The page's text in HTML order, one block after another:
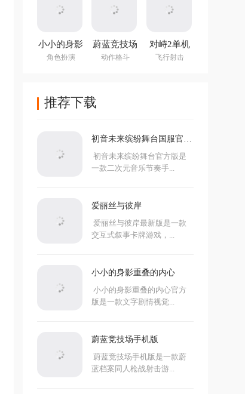
小小的身影
重叠的内心
角色扮演
蔚蓝竞技场
手机版
动作格斗
对峙2单机
版手游
飞行射击
推荐下载
初音未来缤纷舞台国服官方
初音未来缤纷舞台官方版是
一款二次元音乐节奏手...
爱丽丝与彼岸
爱丽丝与彼岸最新版是一款
交互式叙事卡牌游戏，...
小小的身影重叠的内心
小小的身影重叠的内心官方
版是一款文字剧情视觉...
蔚蓝竞技场手机版
蔚蓝竞技场手机版是一款蔚
蓝档案同人枪战射击游...